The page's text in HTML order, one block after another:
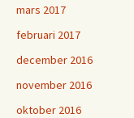
mars 2017
februari 2017
december 2016
november 2016
oktober 2016